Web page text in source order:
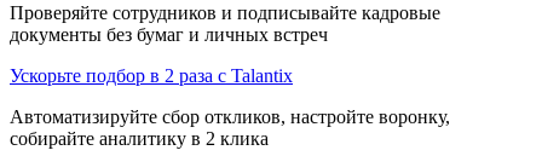
Проверяйте сотрудников и подписывайте кадровые
документы без бумаг и личных встреч
Ускорьте подбор в 2 раза с Talantix
Автоматизируйте сбор откликов, настройте воронку,
собирайте аналитику в 2 клика